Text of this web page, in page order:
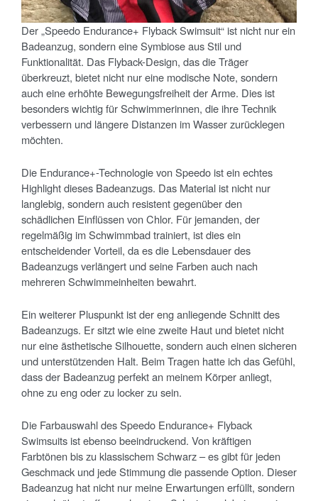
Der „Speedo Endurance+ Flyback Swimsuit“ ist nicht nur ein
Badeanzug, sondern eine Symbiose aus Stil und
Funktionalität. Das Flyback-Design, das die Träger
überkreuzt, bietet nicht nur eine modische Note, sondern
auch eine erhöhte Bewegungsfreiheit der Arme. Dies ist
besonders wichtig für Schwimmerinnen, die ihre Technik
verbessern und längere Distanzen im Wasser zurücklegen
möchten.
Die Endurance+-Technologie von Speedo ist ein echtes
Highlight dieses Badeanzugs. Das Material ist nicht nur
langlebig, sondern auch resistent gegenüber den
schädlichen Einflüssen von Chlor. Für jemanden, der
regelmäßig im Schwimmbad trainiert, ist dies ein
entscheidender Vorteil, da es die Lebensdauer des
Badeanzugs verlängert und seine Farben auch nach
mehreren Schwimmeinheiten bewahrt.
Ein weiterer Pluspunkt ist der eng anliegende Schnitt des
Badeanzugs. Er sitzt wie eine zweite Haut und bietet nicht
nur eine ästhetische Silhouette, sondern auch einen sicheren
und unterstützenden Halt. Beim Tragen hatte ich das Gefühl,
dass der Badeanzug perfekt an meinem Körper anliegt,
ohne zu eng oder zu locker zu sein.
Die Farbauswahl des Speedo Endurance+ Flyback
Swimsuits ist ebenso beeindruckend. Von kräftigen
Farbtönen bis zu klassischem Schwarz – es gibt für jeden
Geschmack und jede Stimmung die passende Option. Dieser
Badeanzug hat nicht nur meine Erwartungen erfüllt, sondern